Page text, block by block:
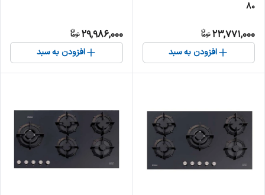
80
23,771,000
افزودن به سبد
29,986,000
افزودن به سبد